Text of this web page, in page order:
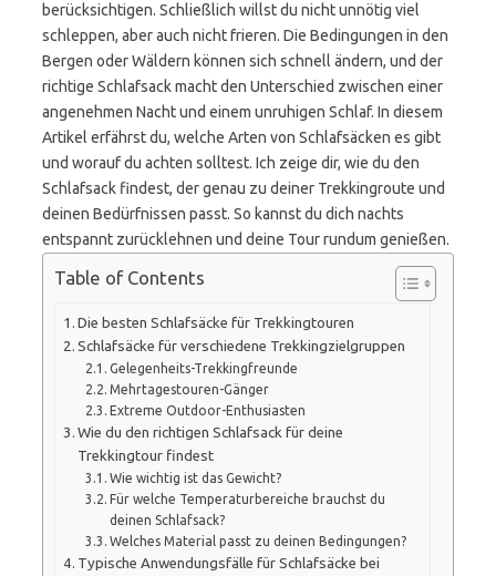
berücksichtigen. Schließlich willst du nicht unnötig viel
schleppen, aber auch nicht frieren. Die Bedingungen in den
Bergen oder Wäldern können sich schnell ändern, und der
richtige Schlafsack macht den Unterschied zwischen einer
angenehmen Nacht und einem unruhigen Schlaf. In diesem
Artikel erfährst du, welche Arten von Schlafsäcken es gibt
und worauf du achten solltest. Ich zeige dir, wie du den
Schlafsack findest, der genau zu deiner Trekkingroute und
deinen Bedürfnissen passt. So kannst du dich nachts
entspannt zurücklehnen und deine Tour rundum genießen.
Table of Contents
Die besten Schlafsäcke für Trekkingtouren
Schlafsäcke für verschiedene Trekkingzielgruppen
Gelegenheits-Trekkingfreunde
Mehrtagestouren-Gänger
Extreme Outdoor-Enthusiasten
Wie du den richtigen Schlafsack für deine
Trekkingtour findest
Wie wichtig ist das Gewicht?
Für welche Temperaturbereiche brauchst du
deinen Schlafsack?
Welches Material passt zu deinen Bedingungen?
Typische Anwendungsfälle für Schlafsäcke bei